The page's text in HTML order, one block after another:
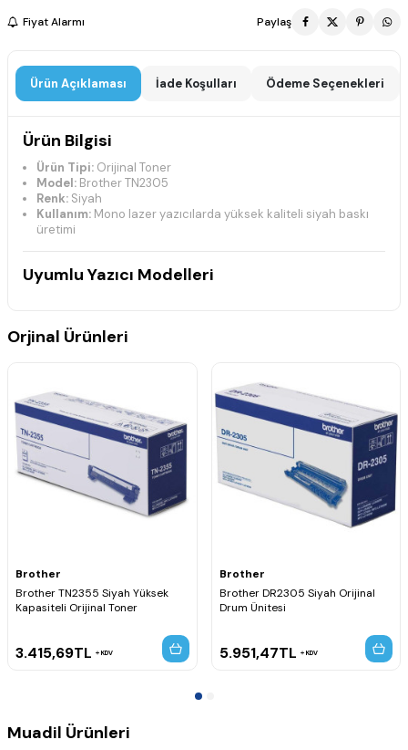
Fiyat Alarmı Paylaş
Ürün Açıklaması İade Koşulları Ödeme Seçenekleri
Ürün Bilgisi
Ürün Tipi: Orijinal Toner
Model: Brother TN2305
Renk: Siyah
Kullanım: Mono lazer yazıcılarda yüksek kaliteli siyah baskı
üretimi
Uyumlu Yazıcı Modelleri
DCP-L2500D
DCP-L2520DW
DCP-L2560CDW
DCP-L2560DW
DCP-L2560DN
DCP-L2700DW
Brother HL-L Serisi
HL-L2300D
HL-L2320D
HL-L2361DN
HL-L2365DW
HL-L2380DW
Brother MFC-L Serisi
MFC-L2700DN
MFC-L2720DW
MFC-L2740CW
Orjinal Ürünleri
Brother
Brother TN2355 Siyah Yüksek
Kapasiteli Orijinal Toner
3.415,69TL KDV
Brother
Brother DR2305 Siyah Orijinal
Drum Ünitesi
5.951,47TL KDV
Muadil Ürünleri